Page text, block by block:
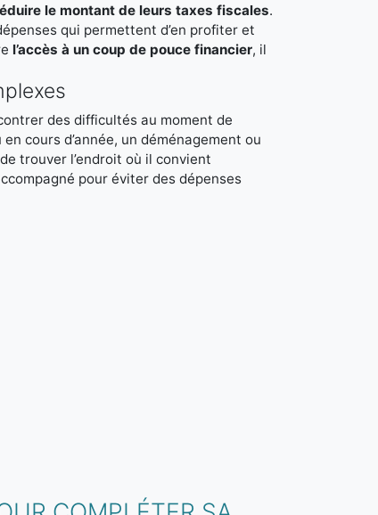
le montant de leurs taxes fiscales.
qui permettent d’en profiter et
l’accès à un coup de pouce financier, il
des difficultés au moment de
cours d’année, un déménagement ou
trouver l’endroit où il convient
pour éviter des dépenses